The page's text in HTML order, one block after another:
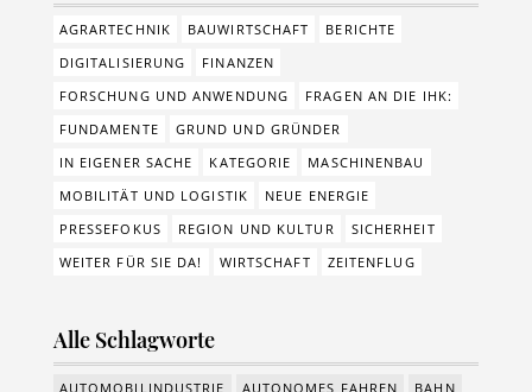
AGRARTECHNIK BAUWIRTSCHAFT
BERICHTE
DIGITALISIERUNG
FINANZEN
FORSCHUNG UND ANWENDUNG
FRAGEN AN DIE IHK:
FUNDAMENTE
GRUND UND GRÜNDER
IN EIGENER SACHE
KATEGORIE
MASCHINENBAU
MOBILITÄT UND LOGISTIK
NEUE ENERGIE
PRESSEFOKUS
REGION UND KULTUR
SICHERHEIT
WEITER FÜR SIE DA!
WIRTSCHAFT ZEITENFLUG
Alle Schlagworte
AUTOMOBILINDUSTRIE AUTONOMES FAHREN
BAHN